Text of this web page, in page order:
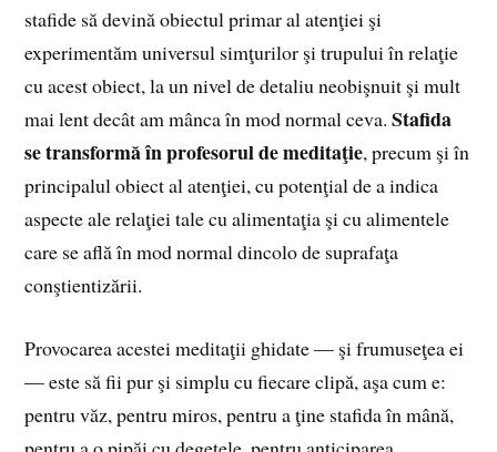
stafide să devină obiectul primar al atenţiei şi
experimentăm universul simţurilor şi trupului în relaţie
cu acest obiect, la un nivel de detaliu neobişnuit şi mult
mai lent decât am mânca în mod normal ceva.Stafida
se transformă în profesorul de meditaţie, precum şi în
principalul obiect al atenţiei, cu potenţial de a in­dica
aspecte ale relaţiei tale cu alimentaţia şi cu alimentele
care se află în mod normal dincolo de suprafaţa
conştientizării.
Provocarea acestei meditaţii ghidate — şi frumuseţea ei
— este să fii pur şi simplu cu fiecare clipă, aşa cum e:
pentru văz, pentru miros, pentru a ţine stafida în mână,